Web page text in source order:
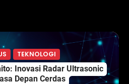
TEKNOLOGI
Inovasi Radar Ultrasonic
Depan Cerdas